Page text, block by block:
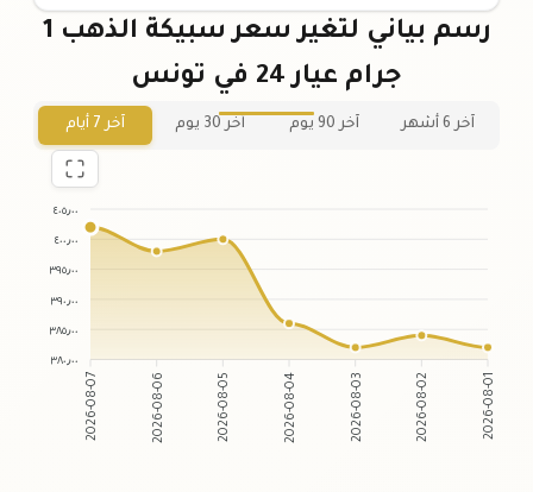
رسم بياني لتغير سعر سبيكة الذهب 1
جرام عيار 24 في تونس
آخر 6 أشهر آخر 90 يوم آخر 30 يوم آخر 7 أيام
٤٠٥٫٠٠
٤٠٠٫٠٠
٣٩٥٫٠٠
٣٩٠٫٠٠
٣٨٥٫٠٠
٣٨٠٫٠٠
2026-08-07 2026-08-06 2026-08-05 2026-08-04 2026-08-03 2026-08-02 2026-08-01